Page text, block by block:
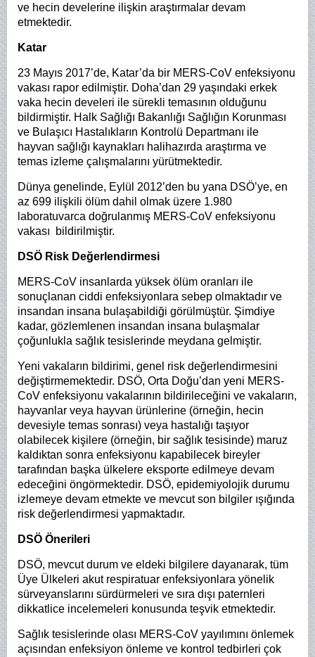
ve hecin develerine ilişkin araştırmalar devam
etmektedir.
Katar
23 Mayıs 2017’de, Katar’da bir MERS-CoV enfeksiyonu
vakası rapor edilmiştir. Doha’dan 29 yaşındaki erkek
vaka hecin develeri ile sürekli temasının olduğunu
bildirmiştir. Halk Sağlığı Bakanlığı Sağlığın Korunması
ve Bulaşıcı Hastalıkların Kontrolü Departmanı ile
hayvan sağlığı kaynakları halihazırda araştırma ve
temas izleme çalışmalarını yürütmektedir.
Dünya genelinde, Eylül 2012’den bu yana DSÖ’ye, en
az 699 ilişkili ölüm dahil olmak üzere 1.980
laboratuvarca doğrulanmış MERS-CoV enfeksiyonu
vakası bildirilmiştir.
DSÖ Risk Değerlendirmesi
MERS-CoV insanlarda yüksek ölüm oranları ile
sonuçlanan ciddi enfeksiyonlara sebep olmaktadır ve
insandan insana bulaşabildiği görülmüştür. Şimdiye
kadar, gözlemlenen insandan insana bulaşmalar
çoğunlukla sağlık tesislerinde meydana gelmiştir.
Yeni vakaların bildirimi, genel risk değerlendirmesini
değiştirmemektedir. DSÖ, Orta Doğu’dan yeni MERS-
CoV enfeksiyonu vakalarının bildirileceğini ve vakaların,
hayvanlar veya hayvan ürünlerine (örneğin, hecin
devesiyle temas sonrası) veya hastalığı taşıyor
olabilecek kişilere (örneğin, bir sağlık tesisinde) maruz
kaldıktan sonra enfeksiyonu kapabilecek bireyler
tarafından başka ülkelere eksporte edilmeye devam
edeceğini öngörmektedir. DSÖ, epidemiyolojik durumu
izlemeye devam etmekte ve mevcut son bilgiler ışığında
risk değerlendirmesi yapmaktadır.
DSÖ Önerileri
DSÖ, mevcut durum ve eldeki bilgilere dayanarak, tüm
Üye Ülkeleri akut respiratuar enfeksiyonlara yönelik
sürveyanslarını sürdürmeleri ve sıra dışı paternleri
dikkatlice incelemeleri konusunda teşvik etmektedir.
Sağlık tesislerinde olası MERS-CoV yayılımını önlemek
açısından enfeksiyon önleme ve kontrol tedbirleri çok